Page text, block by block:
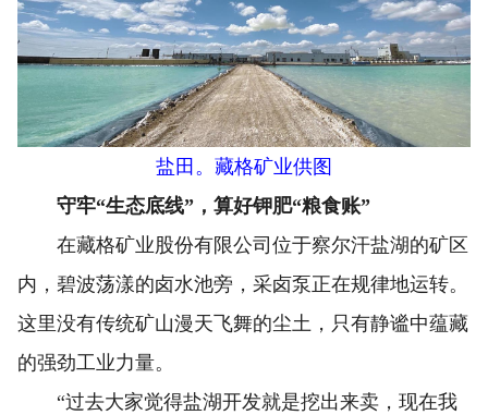
盐田。藏格矿业供图
守牢“生态底线”，算好钾肥“粮食账”
在藏格矿业股份有限公司位于察尔汗盐湖的矿区
内，碧波荡漾的卤水池旁，采卤泵正在规律地运转。
这里没有传统矿山漫天飞舞的尘土，只有静谧中蕴藏
的强劲工业力量。
“过去大家觉得盐湖开发就是挖出来卖，现在我